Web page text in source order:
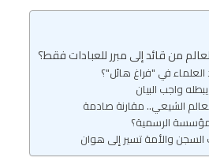
من قائد إلى مبرر للعبادات فقط؟
العلماء في "فراغ هائل"؟
واجب البيان
الشيعي.. مقارنة صادمة
الرسمية؟
السجن والأمة تسير إلى هوان